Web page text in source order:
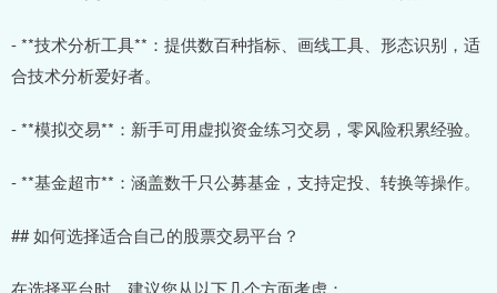
- **技术分析工具**：提供数百种指标、画线工具、形态识别，适
合技术分析爱好者。
- **模拟交易**：新手可用虚拟资金练习交易，零风险积累经验。
- **基金超市**：涵盖数千只公募基金，支持定投、转换等操作。
## 如何选择适合自己的股票交易平台？
在选择平台时，建议您从以下几个方面考虑：